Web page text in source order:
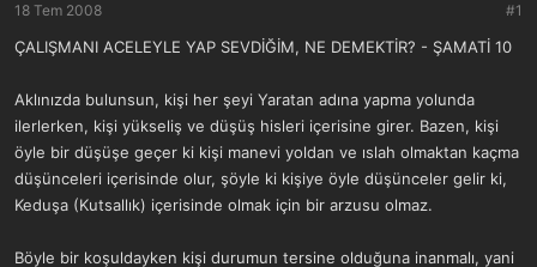
a
ş
t
a
n
ç
i
h
i
18 Tem 2008 #1
ÇALIŞMANI ACELEYLE YAP SEVDİĞİM, NE DEMEKTİR? - ŞAMATİ 10
Aklınızda bulunsun, kişi her şeyi Yaratan adına yapma yolunda
ilerlerken, kişi yükseliş ve düşüş hisleri içerisine girer. Bazen, kişi
öyle bir düşüşe geçer ki kişi manevi yoldan ve ıslah olmaktan kaçma
düşünceleri içerisinde olur, şöyle ki kişiye öyle düşünceler gelir ki,
Keduşa (Kutsallık) içerisinde olmak için bir arzusu olmaz.
Böyle bir koşuldayken kişi durumun tersine olduğuna inanmalı, yani